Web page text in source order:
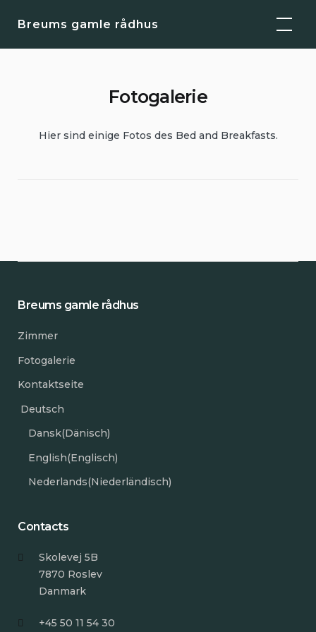
content
Breums gamle rådhus
Fotogalerie
Hier sind einige Fotos des Bed and Breakfasts.
Breums gamle rådhus
Zimmer
Fotogalerie
Kontaktseite
Deutsch
Dansk(Dänisch)
English(Englisch)
Nederlands(Niederländisch)
Contacts
Skolevej 5B
7870 Roslev
Danmark
+45 50 11 54 30